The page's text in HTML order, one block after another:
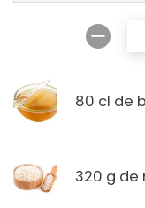
80 cl de
320 g de